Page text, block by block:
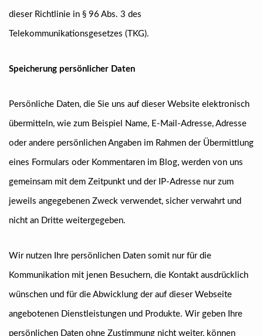
dieser Richtlinie in § 96 Abs. 3 des
Telekommunikationsgesetzes (TKG).
Speicherung persönlicher Daten
Persönliche Daten, die Sie uns auf dieser Website elektronisch
übermitteln, wie zum Beispiel Name, E-Mail-Adresse, Adresse
oder andere persönlichen Angaben im Rahmen der Übermittlung
eines Formulars oder Kommentaren im Blog, werden von uns
gemeinsam mit dem Zeitpunkt und der IP-Adresse nur zum
jeweils angegebenen Zweck verwendet, sicher verwahrt und
nicht an Dritte weitergegeben.
Wir nutzen Ihre persönlichen Daten somit nur für die
Kommunikation mit jenen Besuchern, die Kontakt ausdrücklich
wünschen und für die Abwicklung der auf dieser Webseite
angebotenen Dienstleistungen und Produkte. Wir geben Ihre
persönlichen Daten ohne Zustimmung nicht weiter, können